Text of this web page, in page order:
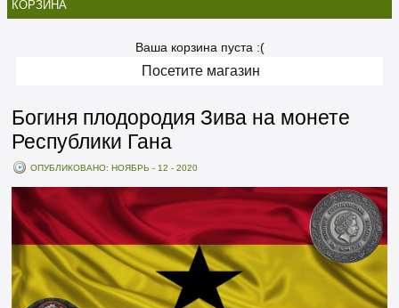
КОРЗИНА
Ваша корзина пуста :(
Посетите магазин
Богиня плодородия Зива на монете
Республики Гана
ОПУБЛИКОВАНО: НОЯБРЬ - 12 - 2020